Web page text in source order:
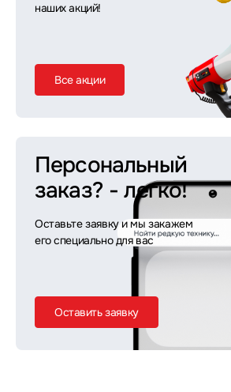
наших акций!
Все акции
Персональный
заказ? - легко!
Оставьте заявку и мы закажем
его специально для вас
Оставить заявку